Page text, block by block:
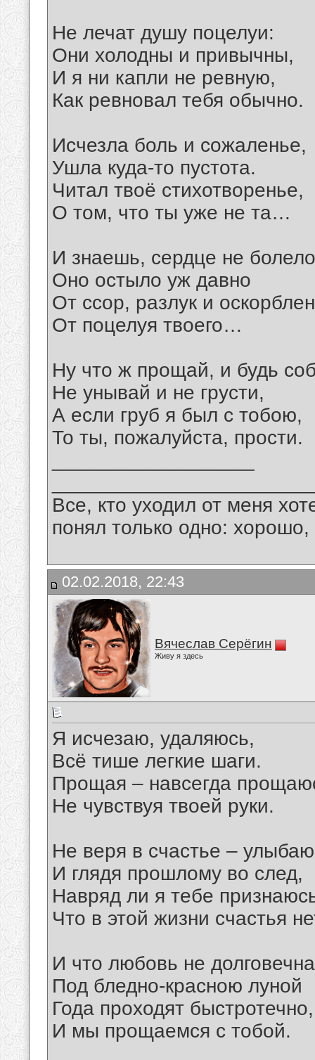
Не лечат душу поцелуи:
Они холодны и привычны,
И я ни капли не ревную,
Как ревновал тебя обычно.
Исчезла боль и сожаленье,
Ушла куда-то пустота.
Читал твоё стихотворенье,
О том, что ты уже не та…
И знаешь, сердце не
Оно остыло уж давно
От ссор, разлук и
От поцелуя твоего…
Ну что ж прощай, и будь
Не унывай и не грусти,
А если груб я был с тобою,
То ты, пожалуйста, прости.
Все, кто уходил от меня
понял только одно:
02.02.2018, 22:43
Вячеслав Серёгин
Живу я здесь
Я исчезаю, удаляюсь,
Всё тише легкие шаги.
Прощая – навсегда
Не чувствуя твоей руки.
Не веря в счастье –
И глядя прошлому во след,
Навряд ли я тебе
Что в этой жизни счастья
И что любовь не
Под бледно-красною луной
Года проходят быстротечно,
И мы прощаемся с тобой.